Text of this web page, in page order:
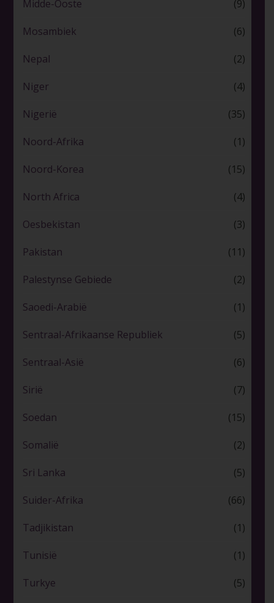
Midde-Ooste (9)
Mosambiek (6)
Nepal (2)
Niger (4)
Nigerië (35)
Noord-Afrika (1)
Noord-Korea (15)
North Africa (4)
Oesbekistan (3)
Pakistan (11)
Palestynse Gebiede (2)
Saoedi-Arabië (1)
Sentraal-Afrikaanse Republiek (5)
Sentraal-Asië (6)
Sirië (7)
Soedan (15)
Somalië (2)
Sri Lanka (5)
Suider-Afrika (66)
Tadjikistan (1)
Tunisië (1)
Turkye (5)